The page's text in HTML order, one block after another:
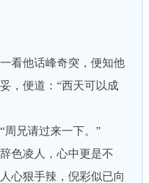
他话峰奇突，便知他
，便道：“西天可以成
兄请过来一下。”
凌人，心中更是不
心狠手辣，倪彩似已向